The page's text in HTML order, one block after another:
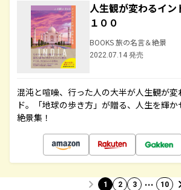
人生観が変わるイン
１００
BOOKS 旅の名言＆絶景
2022.07.14 発売
混沌と喧噪、行った人の大半が人生観が
ド。「地球の歩き方」が贈る、人生を輝
絶景集！
1 2 3 … 10